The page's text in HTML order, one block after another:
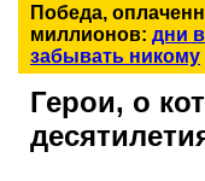
Победа,
миллионов: дни
забывать никому
Герои, о